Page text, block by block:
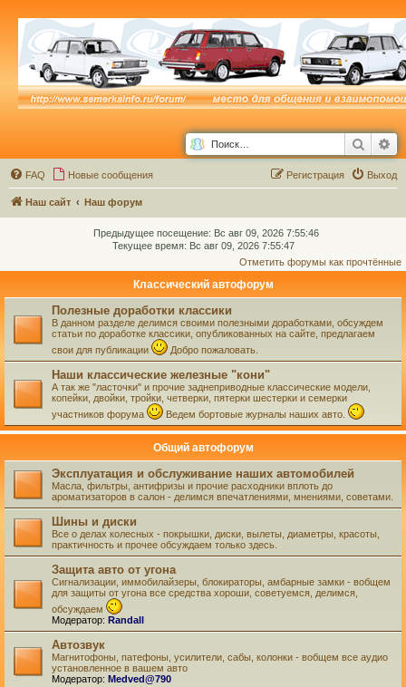
Поиск
FAQ Новые сообщения Выход
Регистрация
Наш сайт Наш форум
Предыдущее посещение: Вс авг 09, 2026 7:55:46
Текущее время: Вс авг 09, 2026 7:55:47
Отметить форумы как прочтённые
Классический автофорум
Полезные доработки классики
В данном разделе делимся своими полезными доработками, обсуждем
статьи по доработке классики, опубликованных на сайте, предлагаем
свои для публикации
Добро пожаловать.
Наши классические железные "кони"
А так же "ласточки" и прочие заднеприводные классические модели,
копейки, двойки, тройки, четверки, пятерки шестерки и семерки
участников форума
Ведем бортовые журналы наших авто.
Общий автофорум
Эксплуатация и обслуживание наших автомобилей
Масла, фильтры, антифризы и прочие расходники вплоть до
ароматизаторов в салон - делимся впечатлениями, мнениями, советами.
Шины и диски
Все о делах колесных - покрышки, диски, вылеты, диаметры, красоты,
практичность и прочее обсуждаем только здесь.
Защита авто от угона
Сигнализации, иммобилайзеры, блокираторы, амбарные замки - вобщем
для защиты от угона все средства хороши, советуемся, делимся,
обсуждаем
Модератор: Randall
Автозвук
Магнитофоны, патефоны, усилители, сабы, колонки - вобщем все аудио
установленное в вашем авто
Модератор: Medved@790